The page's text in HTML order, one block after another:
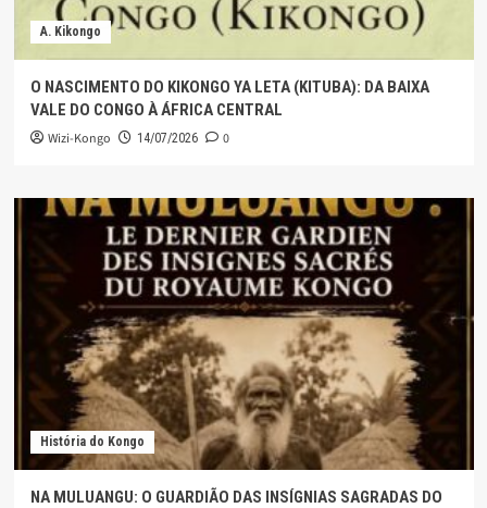
A. Kikongo
O NASCIMENTO DO KIKONGO YA LETA (KITUBA): DA BAIXA
VALE DO CONGO À ÁFRICA CENTRAL
Wizi-Kongo 14/07/2026 0
História do Kongo
NA MULUANGU: O GUARDIÃO DAS INSÍGNIAS SAGRADAS DO